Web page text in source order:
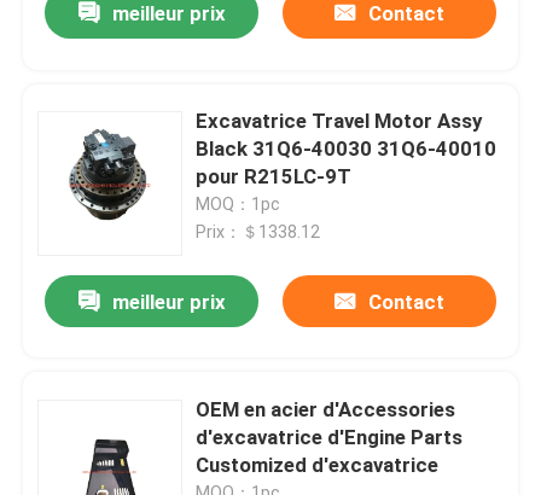
meilleur prix Contact
Excavatrice Travel Motor Assy
Black 31Q6-40030 31Q6-40010
pour R215LC-9T
MOQ：1pc
Prix：＄1338.12
meilleur prix Contact
OEM en acier d'Accessories
d'excavatrice d'Engine Parts
Customized d'excavatrice